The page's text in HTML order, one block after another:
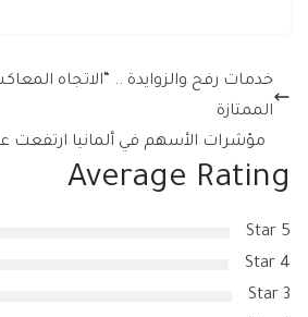
خدمات رفح والزوايدة .. “الاتجاه
الممتازة
مؤشرات الأسهم في ألمانيا ارتفعت
Average Rating
5 Star
4 Star
3 Star